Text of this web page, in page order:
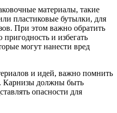
материалы, такие
пластиковые бутылки, для
При этом важно обратить
и избегать
могут нанести вред
и идей, важно помнить
Карнизы должны быть
опасности для